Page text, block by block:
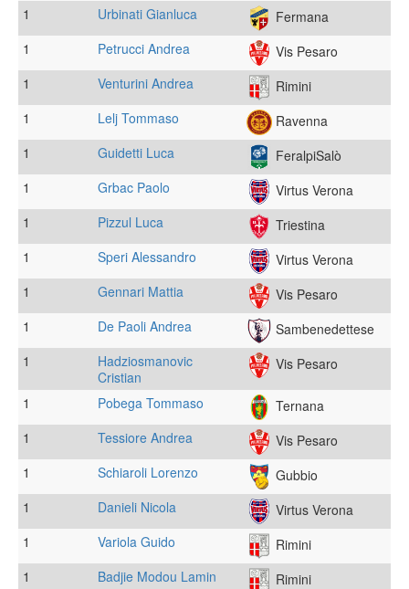
1
Urbinati Gianluca
Fermana
1
Petrucci Andrea
Vis Pesaro
1
Venturini Andrea
Rimini
1
Lelj Tommaso
Ravenna
1
Guidetti Luca
FeralpiSalò
1
Grbac Paolo
Virtus Verona
1
Pizzul Luca
Triestina
1
Speri Alessandro
Virtus Verona
1
Gennari Mattia
Vis Pesaro
1
De Paoli Andrea
Sambenedettese
1
Hadziosmanovic
Cristian
Vis Pesaro
1 Pobega Tommaso
Ternana
1
Tessiore Andrea
Vis Pesaro
1
Schiaroli Lorenzo
Gubbio
1
Danieli Nicola
Virtus Verona
1
Variola Guido
Rimini
1
Badjie Modou Lamin
Rimini